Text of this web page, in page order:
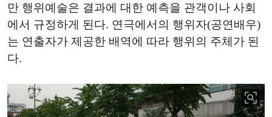
만 행위예술은 결과에 대한 예측을 관객이나 사회
에서 규정하게 된다. 연극에서의 행위자(공연배우)
는 연출자가 제공한 배역에 따라 행위의 주체가 된
다.